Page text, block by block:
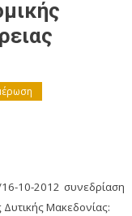
10-2012 συνεδρίαση
Δυτικής Μακεδονίας: